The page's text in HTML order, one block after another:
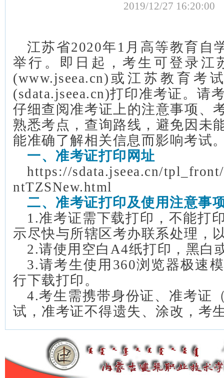
2019/12/27
江苏省2020年1月高等教育自
举行。 即日起，考生可登录江
(www.jseea.cn)或江苏教育考
(sdata.jseea.cn)打印准考证。请
仔细查阅准考证上的注意事项、
熟悉考点，查询路线，避免因未
能准确了解相关信息而影响考试
一、准考证打印网址
https://sdata.jseea.cn/
ntTZSNew.html
二、准考证打印及使用注意事
1.准考证需下载打印，不能打
示尽快与所辖区考办联系处理，
2.请使用空白A4纸打印，黑白
3.请考生使用360浏览器极速
行下载打印。
4.考生需携带身份证、准考证
试，准考证不得遗失、涂改，考